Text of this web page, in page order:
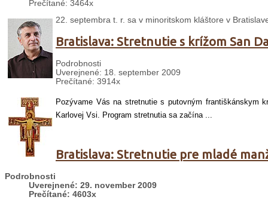
Prečítané: 3464x
22. septembra t. r. sa v minoritskom kláštore v
Bratislava: Stretnutie s krížom San
Podrobnosti
Uverejnené: 18. september 2009
Prečítané: 3914x
Pozývame Vás na stretnutie s putovným františkánskym
Karlovej Vsi. Program stretnutia sa začína ...
Bratislava: Stretnutie pre mladé
Podrobnosti
Uverejnené: 29. november 2009
Prečítané: 4603x